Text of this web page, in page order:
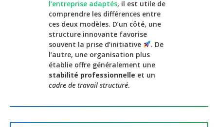
l’entreprise adaptés, il est utile de
comprendre les différences entre
ces deux modèles. D’un côté, une
structure innovante favorise
souvent la prise d’initiative
. De
l’autre, une organisation plus
établie offre généralement une
stabilité professionnelle et un
cadre de travail structuré.